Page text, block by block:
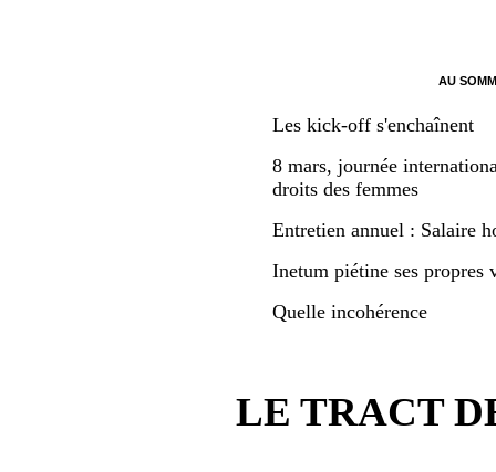
AU
Les kick-off s'enchaînent
8 mars, journée
droits des femmes
Entretien annuel : Salaire
Inetum piétine ses propres
Quelle incohérence
LE TRACT